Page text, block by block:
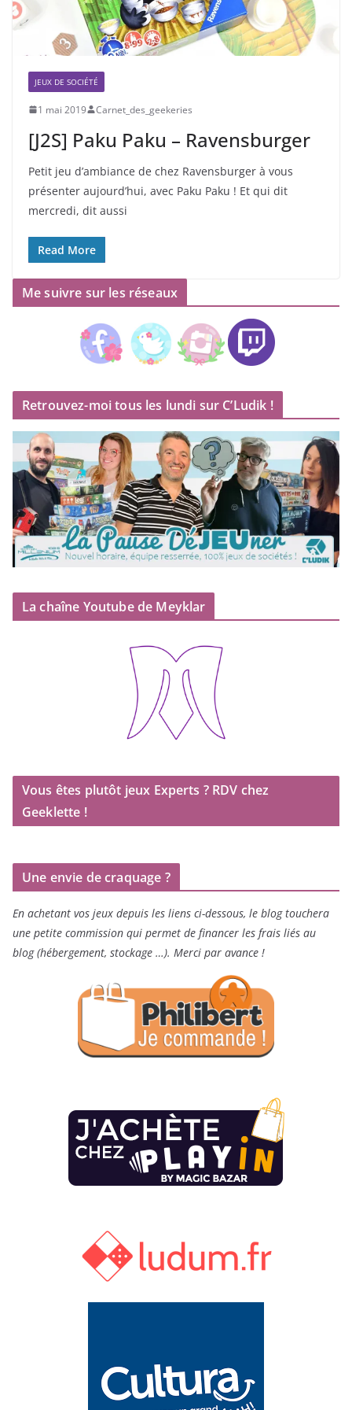
JEUX DE SOCIÉTÉ
1 mai 2019 Carnet_des_geekeries
[J2S] Paku Paku – Ravensburger
Petit jeu d’ambiance de chez Ravensburger à vous
présenter aujourd’hui, avec Paku Paku ! Et qui dit
mercredi, dit aussi
Read More
Me suivre sur les réseaux
Retrouvez-moi tous les lundi sur C’Ludik !
La chaîne Youtube de Meyklar
Vous êtes plutôt jeux Experts ? RDV chez
Geeklette !
Une envie de craquage ?
En achetant vos jeux depuis les liens ci-dessous, le blog touchera
une petite commission qui permet de financer les frais liés au
blog (hébergement, stockage …). Merci par avance !